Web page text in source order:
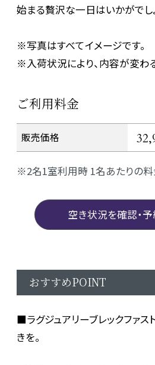
始まる贅沢な一日はいかがでし
※写真はすべてイメージです。
※入荷状況により、内容が変わ
ご利用料金
販売価格
2名1室利用時 1名あたりの料
空き状況を確認・予
おすすめPOINT
■ラグジュアリーブレックファ
きを。